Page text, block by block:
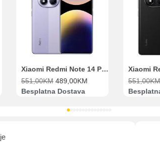
Xiaomi Redmi Note 14 Pro 8GB 256GB Ljubičasti
551,00KM 489,00KM
Besplatna Dostava
551,00KM